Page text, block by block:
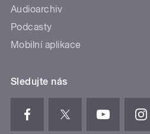
Audioarchiv
Podcasty
Mobilní aplikace
Sledujte nás